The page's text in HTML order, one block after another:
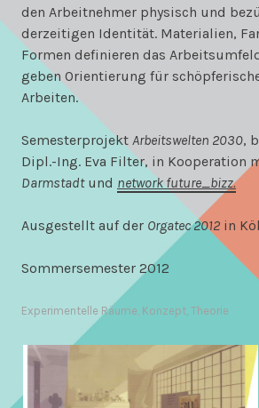
den Arbeitnehmer physisch und
derzeitigen Identität. Materialien,
Formen definieren das
geben Orientierung für
Arbeiten.
Semesterprojekt Arbeitswelten 2030,
Dipl.-Ing. Eva Filter, in Kooperation
Darmstadtund network future_bizz.
Ausgestellt auf der Orgatec 2012 in
Sommersemester 2012
Experimentelle Räume, Konzept, Theorie